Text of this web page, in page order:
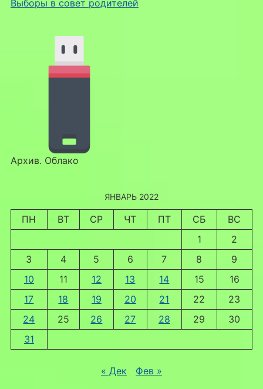
Выборы в совет родителей
Архив. Облако
ЯНВАРЬ 2022
ПН ВТ СР ЧТ ПТ СБ
ВС
1
2
3
4 5 6 7 8
9
10
11 12 13 14 15
16
17
18 19 20 21 22
23
24
25 26 27 28 29
30
31
« Дек Фев »